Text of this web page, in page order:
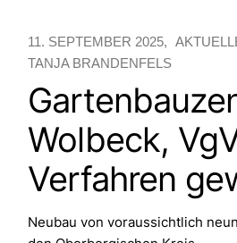
11. SEPTEMBER 2025
TANJA BRANDENFELS
Wolbeck,
Verfahren
Neubau von voraussichtlich